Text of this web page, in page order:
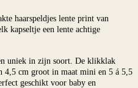
haarspeldjes lente print van
kapseltje een lente achtige
uniek in zijn soort. De klikklak
4,5 cm groot in maat mini en 5 á 5,5
geschikt voor baby en